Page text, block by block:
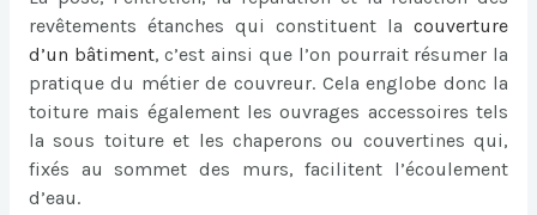
revêtements étanches qui constituent lacouverture
d’un bâtiment, c’est ainsi que l’on pourrait résumer la
pratique du métier de couvreur. Cela englobe donc la
toiture mais également les ouvrages accessoires tels
la sous toiture et les chaperons ou couvertines qui,
fixés au sommet des murs, facilitent l’écoulement
d’eau.